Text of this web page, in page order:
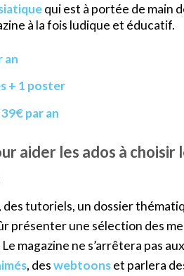
qui est à portée de main
à la fois ludique et éducatif.
an
+ 1 poster
par an
aider les ados à choisir
des tutoriels, un dossier
présenter une sélection des
magazine ne s’arrêtera pas
, deswebtoonset parlera